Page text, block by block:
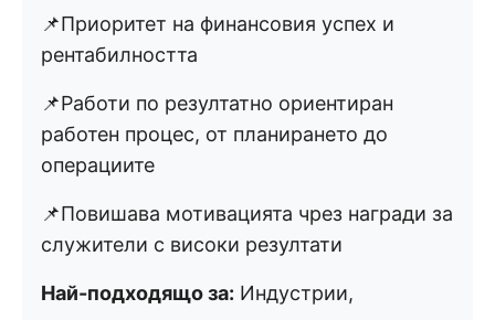
📌Приоритет на финансовия успех и
рентабилността
📌Работи по резултатно ориентиран
работен процес, от планирането до
операциите
📌Повишава мотивацията чрез награди за
служители с високи резултати
Най-подходящо за: Индустрии,